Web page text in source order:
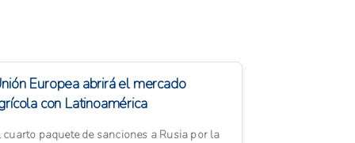
Europea abrirá el mercado
con Latinoamérica
cuarto paquete de sanciones a Rusia por la